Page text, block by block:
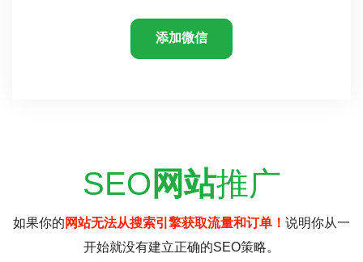
添加微信
SEO 网站推广
如果你的 网站无法从搜索引擎获取流量和订单！ 说明你从一
开始就没有建立正确的SEO策略。